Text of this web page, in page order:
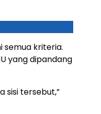
semua kriteria.
yang dipandang
sisi tersebut,”